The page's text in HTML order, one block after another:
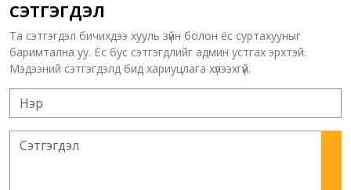
СЭТГЭГДЭЛ
Та сэтгэгдэл бичихдээ хууль зүйн болон ёс суртахууныг
баримтална уу. Ёс бус сэтгэгдлийг админ устгах эрхтэй.
Мэдээний сэтгэгдэлд бид хариуцлага хүлээхгүй.